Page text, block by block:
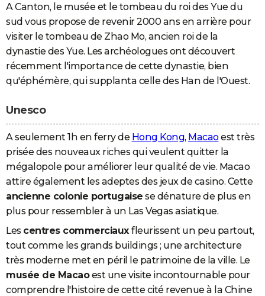
A Canton, le musée et le tombeau du roi des Yue du
sud vous propose de revenir 2000 ans en arrière pour
visiter le tombeau de Zhao Mo, ancien roi de la
dynastie des Yue. Les archéologues ont découvert
récemment l'importance de cette dynastie, bien
qu'éphémère, qui supplanta celle des Han de l'Ouest.
Unesco
A seulement 1h en ferry de Hong Kong, Macaoest très
prisée des nouveaux riches qui veulent quitter la
mégalopole pour améliorer leur qualité de vie. Macao
attire également les adeptes des jeux de casino. Cette
ancienne colonie portugaise se dénature de plus en
plus pour ressembler à un Las Vegas asiatique.
Les centres commerciaux fleurissent un peu partout,
tout comme les grands buildings ; une architecture
très moderne met en péril le patrimoine de la ville. Le
musée de Macaoest une visite incontournable pour
comprendre l'histoire de cette cité revenue à la Chine